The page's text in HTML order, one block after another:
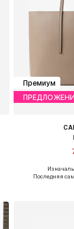
Премиум
Последняя